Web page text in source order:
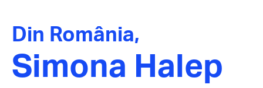
Din România,
Simona Halep